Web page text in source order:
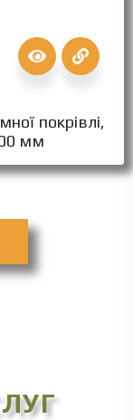
покрівлі,
мм